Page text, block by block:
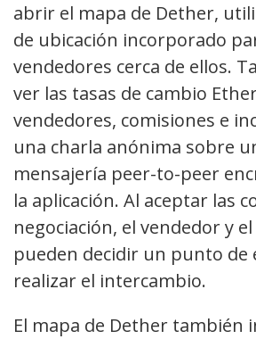
abrir el mapa de Dether,
de ubicación incorporado
vendedores cerca de ellos.
ver las tasas de cambio
vendedores, comisiones e
una charla anónima sobre
mensajería peer-to-peer
la aplicación. Al aceptar las
negociación, el vendedor y
pueden decidir un punto de
realizar el intercambio.
El mapa de Dether también